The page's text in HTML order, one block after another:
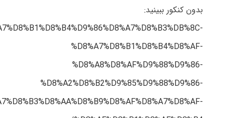
بدون کنکور ببینید:
%D8%A7%D8%B1%D8%B4%D8%AF-
%D8%A8%D8%AF%D9%88%D9%86-
%D8%A2%D8%B2%D9%85%D9%88%D9%86-